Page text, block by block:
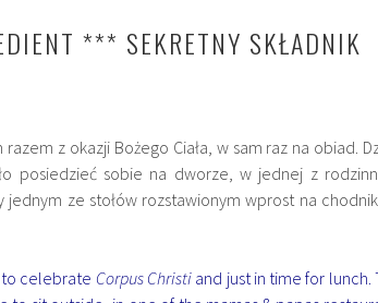
*** SEKRETNY SKŁADNIK
z okazji Bożego Ciała, w sam raz na obiad.
posiedzieć sobie na dworze, w jednej z
jednym ze stołów rozstawionym wprost na
to celebrate Corpus Christi and just in time for lunch.